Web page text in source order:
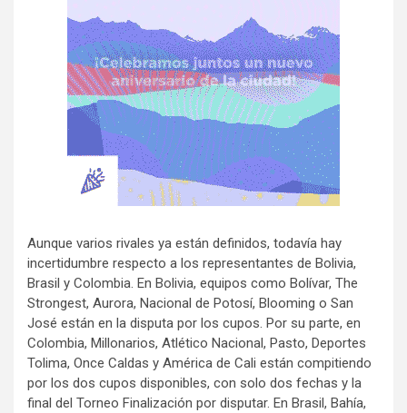
Aunque varios rivales ya están definidos, todavía hay
incertidumbre respecto a los representantes de Bolivia,
Brasil y Colombia. En Bolivia, equipos como Bolívar, The
Strongest, Aurora, Nacional de Potosí, Blooming o San
José están en la disputa por los cupos. Por su parte, en
Colombia, Millonarios, Atlético Nacional, Pasto, Deportes
Tolima, Once Caldas y América de Cali están compitiendo
por los dos cupos disponibles, con solo dos fechas y la
final del Torneo Finalización por disputar. En Brasil, Bahía,